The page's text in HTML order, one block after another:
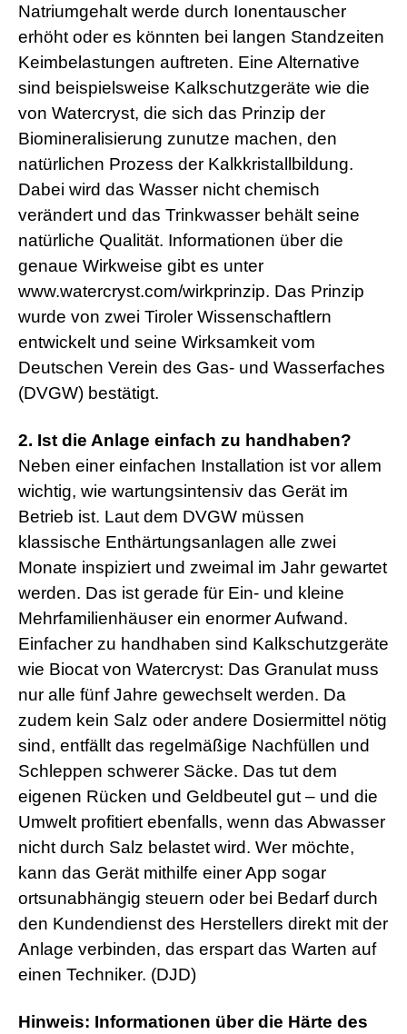
Natriumgehalt werde durch Ionentauscher
erhöht oder es könnten bei langen Standzeiten
Keimbelastungen auftreten. Eine Alternative
sind beispielsweise Kalkschutzgeräte wie die
von Watercryst, die sich das Prinzip der
Biomineralisierung zunutze machen, den
natürlichen Prozess der Kalkkristallbildung.
Dabei wird das Wasser nicht chemisch
verändert und das Trinkwasser behält seine
natürliche Qualität. Informationen über die
genaue Wirkweise gibt es unter
www.watercryst.com/wirkprinzip. Das Prinzip
wurde von zwei Tiroler Wissenschaftlern
entwickelt und seine Wirksamkeit vom
Deutschen Verein des Gas- und Wasserfaches
(DVGW) bestätigt.
2. Ist die Anlage einfach zu handhaben?
Neben einer einfachen Installation ist vor allem
wichtig, wie wartungsintensiv das Gerät im
Betrieb ist. Laut dem DVGW müssen
klassische Enthärtungsanlagen alle zwei
Monate inspiziert und zweimal im Jahr gewartet
werden. Das ist gerade für Ein- und kleine
Mehrfamilienhäuser ein enormer Aufwand.
Einfacher zu handhaben sind Kalkschutzgeräte
wie Biocat von Watercryst: Das Granulat muss
nur alle fünf Jahre gewechselt werden. Da
zudem kein Salz oder andere Dosiermittel nötig
sind, entfällt das regelmäßige Nachfüllen und
Schleppen schwerer Säcke. Das tut dem
eigenen Rücken und Geldbeutel gut – und die
Umwelt profitiert ebenfalls, wenn das Abwasser
nicht durch Salz belastet wird. Wer möchte,
kann das Gerät mithilfe einer App sogar
ortsunabhängig steuern oder bei Bedarf durch
den Kundendienst des Herstellers direkt mit der
Anlage verbinden, das erspart das Warten auf
einen Techniker. (DJD)
Hinweis: Informationen über die Härte des